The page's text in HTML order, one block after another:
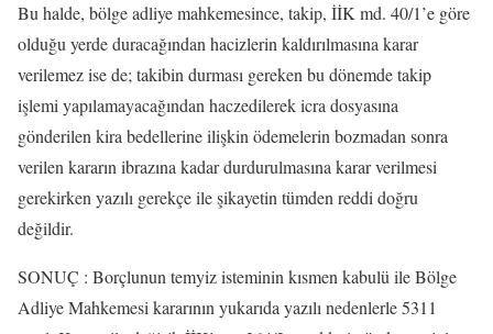
Bu halde, bölge adliye mahkemesince, takip, İİK md. 40/1’e göre
olduğu yerde duracağından hacizlerin kaldırılmasına karar
verilemez ise de; takibin durması gereken bu dönemde takip
işlemi yapılamayacağından haczedilerek icra dosyasına
gönderilen kira bedellerine ilişkin ödemelerin bozmadan sonra
verilen kararın ibrazına kadar durdurulmasına karar verilmesi
gerekirken yazılı gerekçe ile şikayetin tümden reddi doğru
değildir.
SONUÇ : Borçlunun temyiz isteminin kısmen kabulü ile Bölge
Adliye Mahkemesi kararının yukarıda yazılı nedenlerle 5311